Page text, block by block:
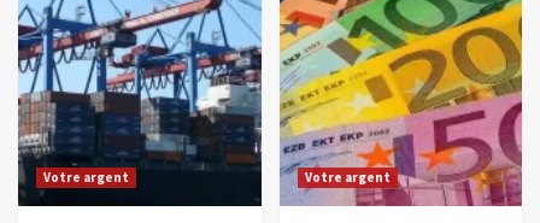
Votre argent Votre argent